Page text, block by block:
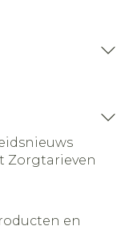
Zorgtarieven
en